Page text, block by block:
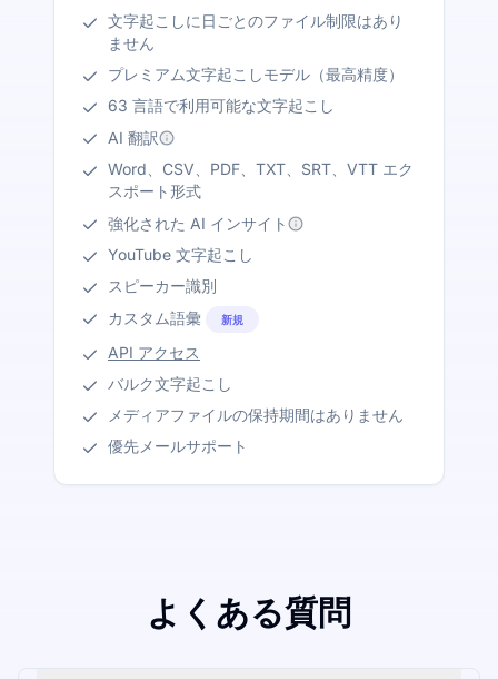
文字起こしに日ごとのファイル制限はあり
ません
プレミアム文字起こしモデル（最高精度）
63 言語で利用可能な文字起こし
AI 翻訳
Word、CSV、PDF、TXT、SRT、VTT エク
スポート形式
強化された AI インサイト
YouTube 文字起こし
スピーカー識別
カスタム語彙
新規
API アクセス
バルク文字起こし
メディアファイルの保持期間はありません
優先メールサポート
よくある質問